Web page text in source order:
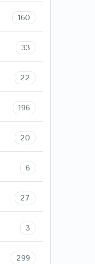
160
33
22
196
20
6
27
3
299